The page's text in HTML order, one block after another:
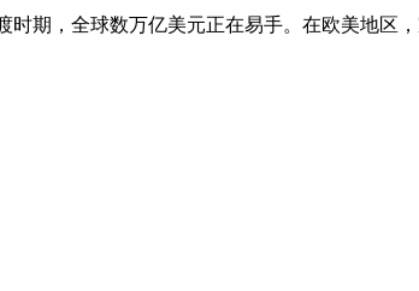
期，全球数万亿美元正在易手。在欧美地区